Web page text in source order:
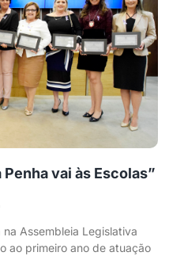
vai às Escolas”
Assembleia Legislativa
ao primeiro ano de atuação